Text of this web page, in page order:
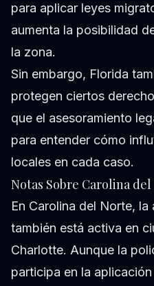
para aplicar leyes
aumenta la posibilidad
la zona.
Sin embargo, Florida
protegen ciertos
que el asesoramiento
para entender cómo
locales en cada caso.
Notas Sobre Carolina
En Carolina del Norte, la
también está activa en
Charlotte. Aunque la
participa en la